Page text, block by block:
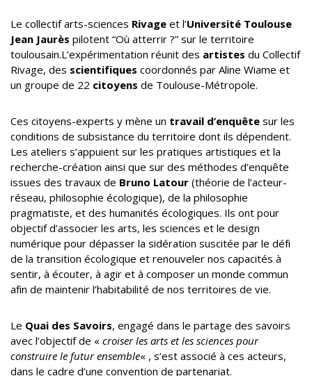
Le collectif arts-sciences Rivage et l’Université Toulouse
Jean Jaurès pilotent “Où atterrir ?” sur le territoire
toulousain.L’expérimentation réunit des artistes du Collectif
Rivage, des scientifiques coordonnés par Aline Wiame et
un groupe de 22 citoyens de Toulouse-Métropole.
Ces citoyens-experts y mène un travail d’enquête sur les
conditions de subsistance du territoire dont ils dépendent.
Les ateliers s’appuient sur les pratiques artistiques et la
recherche-création ainsi que sur des méthodes d’enquête
issues des travaux de Bruno Latour (théorie de l’acteur-
réseau, philosophie écologique), de la philosophie
pragmatiste, et des humanités écologiques. Ils ont pour
objectif d’associer les arts, les sciences et le design
numérique pour dépasser la sidération suscitée par le défi
de la transition écologique et renouveler nos capacités à
sentir, à écouter, à agir et à composer un monde commun
afin de maintenir l’habitabilité de nos territoires de vie.
Le Quai des Savoirs, engagé dans le partage des savoirs
avec l’objectif de « croiser les arts et les sciences pour
construire le futur ensemble« , s’est associé à ces acteurs,
dans le cadre d’une convention de partenariat.